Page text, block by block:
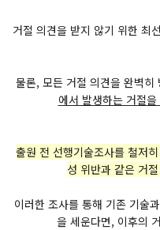
거절 의견을 받지 않기 위한 최
물론, 모든 거절 의견을 완벽히
에서 발생하는 거절
출원 전 선행기술조사를 철저
성 위반과 같은 거
이러한 조사를 통해 기존 기술
을 세운다면, 이후의